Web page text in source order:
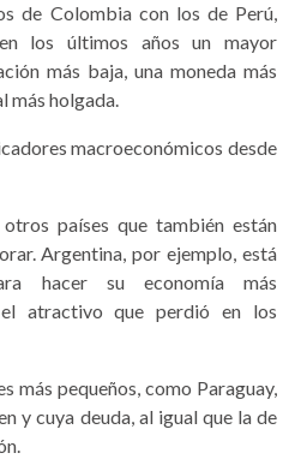
de Colombia con los de Perú,
los últimos años un mayor
más baja, una moneda más
más holgada.
macroeconómicos desde
países que también están
Argentina, por ejemplo, está
hacer su economía más
atractivo que perdió en los
más pequeños, como Paraguay,
y cuya deuda, al igual que la de